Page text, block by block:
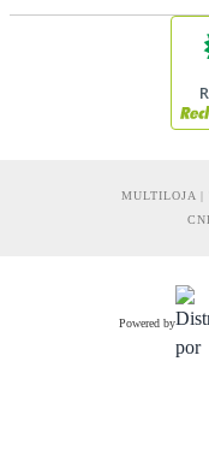
MULTILOJA |
Powered by